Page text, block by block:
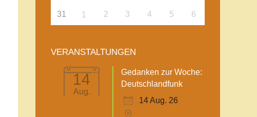
31 1 2 3 4 5 6
VERANSTALTUNGEN
14
Aug.
Gedanken zur Woche:
Deutschlandfunk
14 Aug. 26